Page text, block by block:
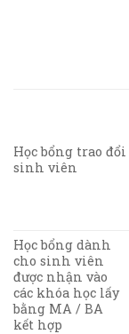
Học bổng trao đổi
sinh viên
Học bổng dành
cho sinh viên
được nhận vào
các khóa học lấy
bằng MA / BA
kết hợp